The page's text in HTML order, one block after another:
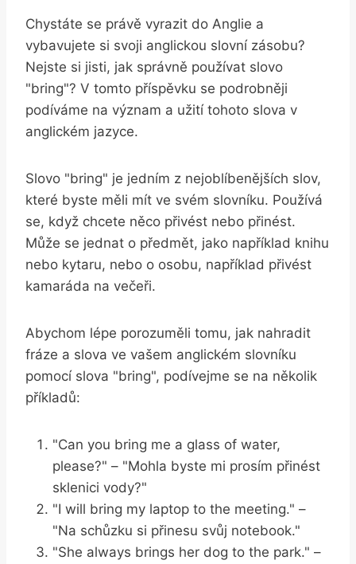
Chystáte se právě vyrazit do Anglie a
vybavujete si svoji anglickou slovní zásobu?
Nejste si jisti, jak správně používat slovo
"bring"? V tomto příspěvku se podrobněji
podíváme na význam a užití tohoto slova v
anglickém jazyce.
Slovo "bring" je jedním z nejoblíbenějších slov,
které byste měli mít ve svém slovníku. Používá
se, když chcete něco přivést nebo přinést.
Může se jednat o předmět, jako například knihu
nebo kytaru, nebo o osobu, například přivést
kamaráda na večeři.
Abychom lépe porozuměli tomu, jak nahradit
fráze a slova ve vašem anglickém slovníku
pomocí slova "bring", podívejme se na několik
příkladů:
"Can you bring me a glass of water,
please?" – "Mohla byste mi prosím přinést
sklenici vody?"
"I will bring my laptop to the meeting." –
"Na schůzku si přinesu svůj notebook."
"She always brings her dog to the park." –